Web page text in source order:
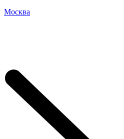
Москва